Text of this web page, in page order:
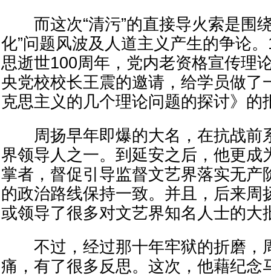
而这次“清污”的直接导火索是围
化”问题风波及人道主义产生的争论
思逝世100周年，党内老资格宣传理
央党校校长王震的邀请，给学员做了
克思主义的几个理论问题的探讨》的
周扬早年即爆的大名，在抗战前
界领导人之一。到延安之后，他更成
掌者，督促引导监督文艺界落实无产
的政治路线保持一致。并且，后来周
或领导了很多对文艺界知名人士的大
不过，经过那十年牢狱的折磨，
痛，有了很多反思。这次，他藉纪念